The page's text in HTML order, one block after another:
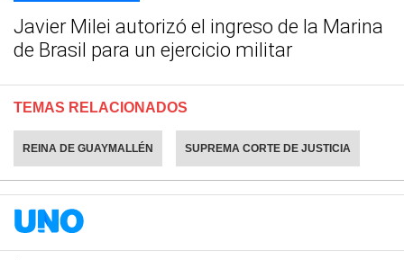
Javier Milei autorizó el ingreso de la Marina
de Brasil para un ejercicio militar
TEMAS RELACIONADOS
REINA DE GUAYMALLÉN SUPREMA CORTE DE JUSTICIA